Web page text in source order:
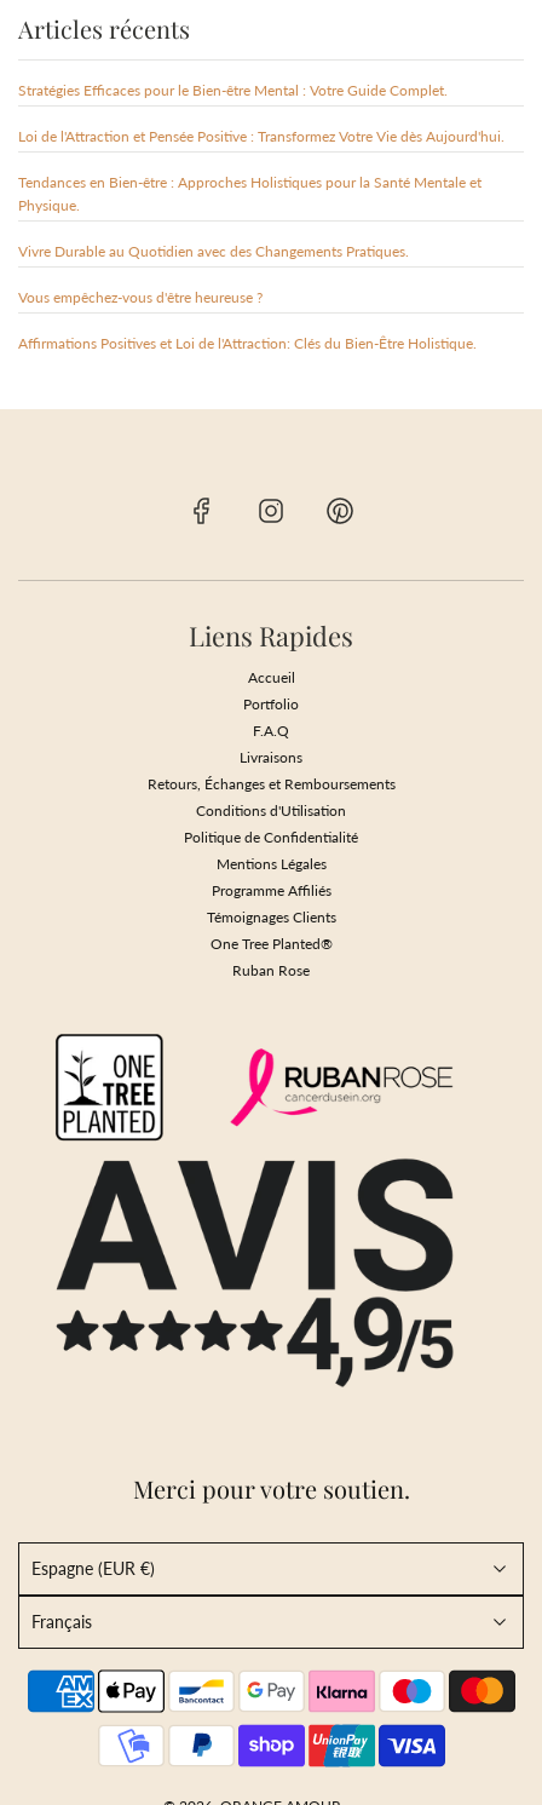
Articles récents
Stratégies Efficaces pour le Bien-être Mental : Votre Guide Complet.
Loi de l'Attraction et Pensée Positive : Transformez Votre Vie dès Aujourd'hui.
Tendances en Bien-être : Approches Holistiques pour la Santé Mentale et
Physique.
Vivre Durable au Quotidien avec des Changements Pratiques.
Vous empêchez-vous d'être heureuse ?
Affirmations Positives et Loi de l'Attraction: Clés du Bien-Être Holistique.
Liens Rapides
Accueil
Portfolio
F.A.Q
Livraisons
Retours, Échanges et Remboursements
Conditions d'Utilisation
Politique de Confidentialité
Mentions Légales
Programme Affiliés
Témoignages Clients
One Tree Planted®
Ruban Rose
Merci pour votre soutien.
Espagne (EUR €)
Français